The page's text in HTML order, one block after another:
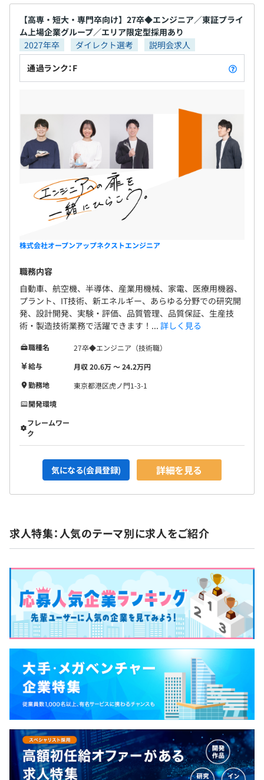
無期雇用
3カ月（試用期間は賞与査定期間の対象外）
電気ー
・第三種電気主任技術者
・第二級陸上無線技術士
・統計検定データサイエンス基礎
・エンベデッドシステムスペシャリスト試験
・ネットワークスペシャリスト試験
・Python3エンジニア認定実践
・AWS 認定AIプラクティショナー／ファンダメンタル
化学ー
・品質管理（QC）検定２級
・危険物取扱者 乙種
メンター制度の有無
キャリアコンサルティング制度の有無及びその内容
■キャリアコンサルティング
エンジニアが「目指す方向性」や「身に付けたいスキルや
キャリア」を設定し、半年後に向けて何を学ぶことが適切
支援制度の活用についてなどをアドバイスしています。
前年度の月平均所定外労働時間の実績
9.2時間
前事業年度の育児休業取得者数／出産者数
【高専・短大・専門卒向け】27卒◆エンジニア／東証プライ
ム上場企業グループ／エリア限定型採用あり
2027年卒
ダイレクト選考
説明会求人
通過ランク：F
株式会社オープンアップネクストエンジニア
職務内容
自動車、航空機、半導体、産業用機械、家電、医療用機器、
プラント、IT技術、新エネルギー、あらゆる分野での研究開
発、設計開発、実験・評価、品質管理、品質保証、生産技
術・製造技術業務で活躍できます！... 詳しく見る
職種名
27卒◆エンジニア（技術職）
給与
月収 20.6万 〜 24.2万円
勤務地
東京都港区虎ノ門1-3-1
開発環境
フレームワー
ク
気になる(会員登録) 詳細を見る
求人特集：人気のテーマ別に求人をご紹介